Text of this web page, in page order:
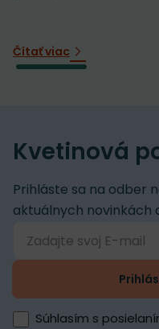
Čítať viac
Kvetinová
Prihláste sa na odber
aktuálnych novinkách
Súhlasím s